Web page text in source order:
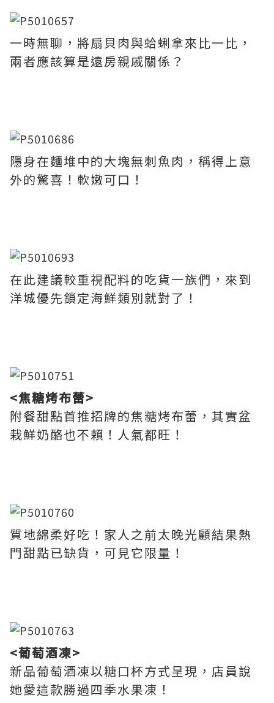
一時無聊，將扇貝肉與蛤蜊拿來比一比，
兩者應該算是遠房親戚關係？
隱身在麵堆中的大塊無刺魚肉，稱得上意
外的驚喜！軟嫩可口！
在此建議較重視配料的吃貨一族們，來到
洋城優先鎖定海鮮類別就對了！
<焦糖烤布蕾>
附餐甜點首推招牌的焦糖烤布蕾，其實盆
栽鮮奶酪也不賴！人氣都旺！
質地綿柔好吃！家人之前太晚光顧結果熱
門甜點已缺貨，可見它限量！
<葡萄酒凍>
新品葡萄酒凍以糖口杯方式呈現，店員說
她愛這款勝過四季水果凍！